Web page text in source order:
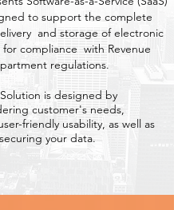
to support the complete
and storage of electronic
compliance with Revenue
regulations.
is designed by
customer's needs,
friendly usability, as well as
securing your data.